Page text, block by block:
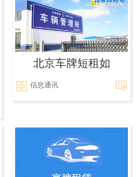
北京车牌短租如
信息通讯